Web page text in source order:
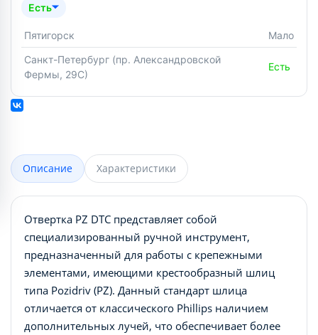
Есть
Пятигорск
Мало
Санкт-Петербург (пр. Александровской
Фермы, 29С)
Есть
Описание Характеристики
Отвертка PZ DTC представляет собой
специализированный ручной инструмент,
предназначенный для работы с крепежными
элементами, имеющими крестообразный шлиц
типа Pozidriv (PZ). Данный стандарт шлица
отличается от классического Phillips наличием
дополнительных лучей, что обеспечивает более